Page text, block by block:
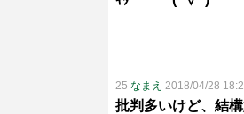
25 なまえ 2018/04/28
批判多いけど、結